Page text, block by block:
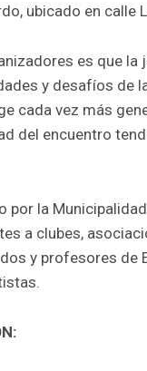
ubicado en calle
es que
y desafíos de
cada vez más
del encuentro
por la
a clubes,
y profesores de